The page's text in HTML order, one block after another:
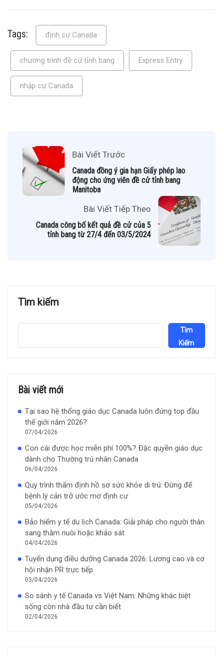
Tags: định cư Canada
chương trình đề cử tỉnh bang Express Entry
nhập cư Canada
Bài Viết Trước
Canada đồng ý gia hạn Giấy phép lao
động cho ứng viên đề cử tỉnh bang
Manitoba
Bài Viết Tiếp Theo
Canada công bố kết quả đề cử của 5
tỉnh bang từ 27/4 đến 03/5/2024
Tìm kiếm
Tìm
Kiếm
Bài viết mới
Tại sao hệ thống giáo dục Canada luôn đứng top đầu
thế giới năm 2026?
07/04/2026
Con cái được học miễn phí 100%? Đặc quyền giáo dục
dành cho Thường trú nhân Canada
06/04/2026
Quy trình thẩm định hồ sơ sức khỏe di trú: Đừng để
bệnh lý cản trở ước mơ định cư
05/04/2026
Bảo hiểm y tế du lịch Canada: Giải pháp cho người thân
sang thăm nuôi hoặc khảo sát
04/04/2026
Tuyển dụng điều dưỡng Canada 2026: Lương cao và cơ
hội nhận PR trực tiếp
03/04/2026
So sánh y tế Canada vs Việt Nam: Những khác biệt
sống còn nhà đầu tư cần biết
02/04/2026